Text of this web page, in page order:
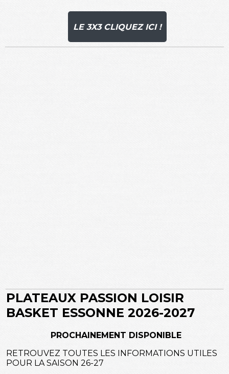
LE 3X3 CLIQUEZ ICI !
PLATEAUX PASSION LOISIR
BASKET ESSONNE 2026-2027
PROCHAINEMENT DISPONIBLE
RETROUVEZ TOUTES LES INFORMATIONS UTILES
POUR LA SAISON 26-27